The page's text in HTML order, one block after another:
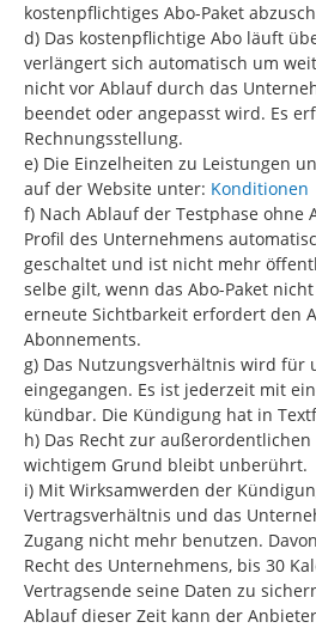
kostenpflichtiges Abo-Paket
d) Das kostenpflichtige Abo läuft
verlängert sich automatisch um
nicht vor Ablauf durch das
beendet oder angepasst wird. Es
Rechnungsstellung.
e) Die Einzelheiten zu Leistungen
auf der Website unter: Konditionen
f) Nach Ablauf der Testphase ohne
Profil des Unternehmens
geschaltet und ist nicht mehr
selbe gilt, wenn das Abo-Paket
erneute Sichtbarkeit erfordert den
Abonnements.
g) Das Nutzungsverhältnis wird für
eingegangen. Es ist jederzeit mit
kündbar. Die Kündigung hat in
h) Das Recht zur
wichtigem Grund bleibt unberührt.
i) Mit Wirksamwerden der
Vertragsverhältnis und das
Zugang nicht mehr benutzen.
Recht des Unternehmens, bis 30
Vertragsende seine Daten zu
Ablauf dieser Zeit kann der